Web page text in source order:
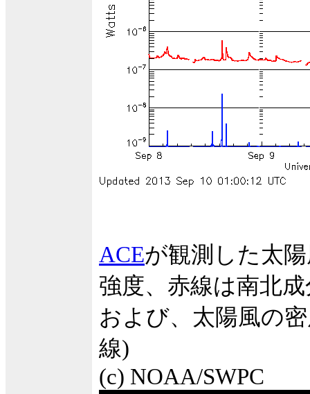
ACEが観測した太
強度、赤線は南北
および、太陽風の
線)
(c) NOAA/SWPC